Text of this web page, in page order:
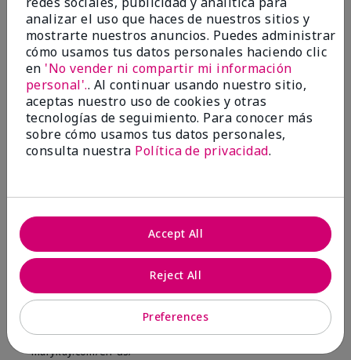
1 estrella
0
Evaluado por 2 clientes
MK completion sponge
porShirley "Girl"
Evaluado en
marykay.com/en-us/
analizar el uso que haces de nuestros sitios y
mostrarte nuestros anuncios. Puedes administrar
cómo usamos tus datos personales haciendo clic
en 'No vender ni compartir mi información
personal'.. Al continuar usando nuestro sitio,
aceptas nuestro uso de cookies y otras
tecnologías de seguimiento. Para conocer más
sobre cómo usamos tus datos personales,
consulta nuestra Política de privacidad.
Preferences
Reject All
Accept All